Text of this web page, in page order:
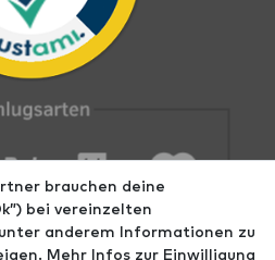
brauchen deine
bei vereinzelten
anderem Informationen zu
Mehr Infos zur Einwilligung